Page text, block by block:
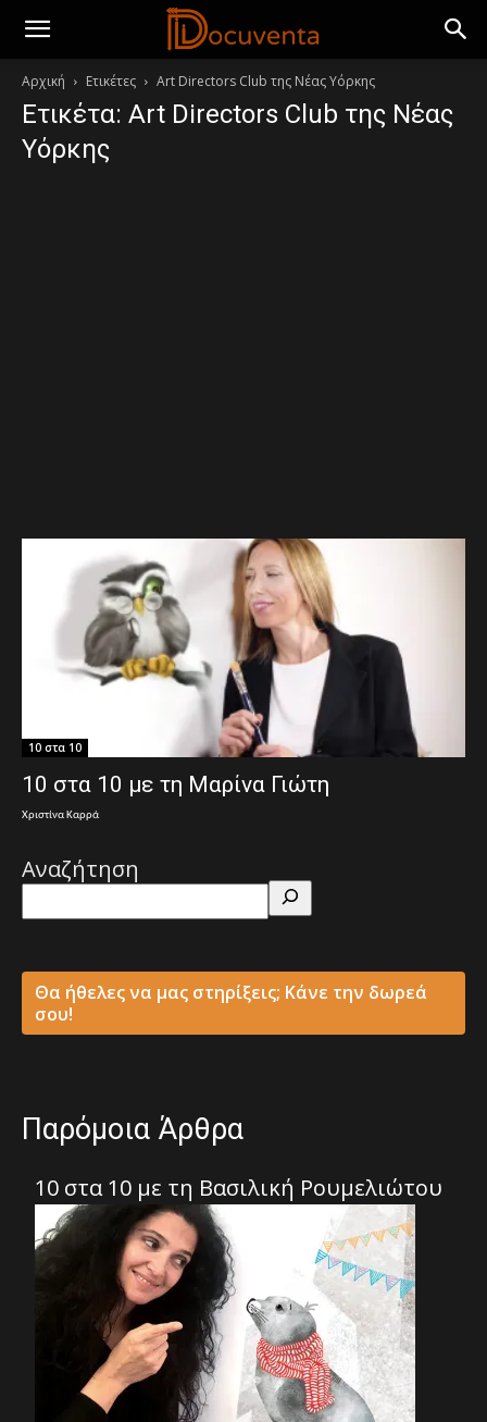
Αρχική Ετικέτες Art Directors Club της Νέας Υόρκης
Ετικέτα: Art Directors Club της Νέας
Υόρκης
10 στα 10
10 στα 10 με τη Μαρίνα Γιώτη
Χριστίνα Καρρά
Αναζήτηση
Θα ήθελες να μας στηρίξεις; Κάνε την δωρεά
σου!
Παρόμοια Άρθρα
10 στα 10 με τη Βασιλική Ρουμελιώτου